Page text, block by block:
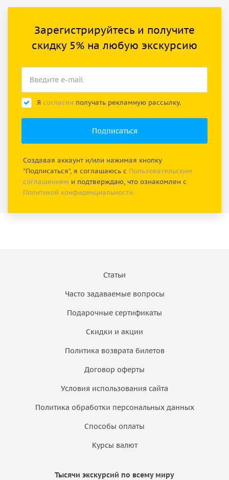
Зарегистрируйтесь и получите
скидку 5% на любую экскурсию
Я согласен получать рекламную рассылку.
Создавая аккаунт и/или нажимая кнопку
"Подписаться", я соглашаюсь с Пользовательским
соглашением и подтверждаю, что ознакомлен с
Политикой конфиденциальности
Статьи
Часто задаваемые вопросы
Подарочные сертификаты
Скидки и акции
Политика возврата билетов
Договор оферты
Условия использования сайта
Политика обработки персональных данных
Способы оплаты
Курсы валют
Тысячи экскурсий по всему миру